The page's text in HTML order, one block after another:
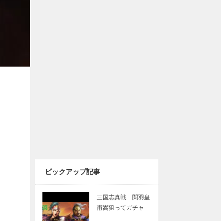
ピックアップ記事
三国志真戦 関羽皇
甫嵩狙ってガチャ